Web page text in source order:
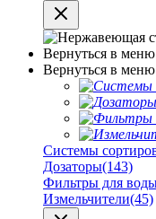
Вернуться в меню
Вернуться в меню
Системы
Дозаторы(143)
Фильтры для
Измельчители(45)